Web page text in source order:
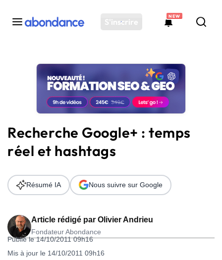
S'inscrire
NEW
Toutes les actus
Actus SEO
Plateforme
Solutions
Ressources
Audit SEO
Recherche Google+ : temps
réel et hashtags
Article rédigé par Olivier Andrieu
Fondateur Abondance
Publié le 14/10/2011 09h16
Mis à jour le 14/10/2011 09h16
Résumé IA Nous suivre sur Google